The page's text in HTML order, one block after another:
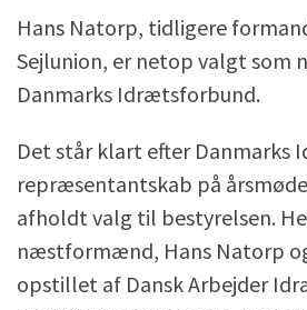
Hans Natorp, tidligere
Sejlunion, er netop valgt som
Danmarks Idrætsforbund.
Det står klart efter Danmarks
repræsentantskab på
afholdt valg til bestyrelsen.
næstformænd, Hans Natorp
opstillet af Dansk Arbejder